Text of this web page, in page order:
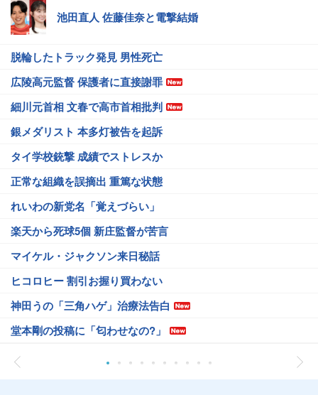
池田直人 佐藤佳奈と電撃結婚
脱輪したトラック発見 男性死亡
広陵高元監督 保護者に直接謝罪
細川元首相 文春で高市首相批判
銀メダリスト 本多灯被告を起訴
タイ学校銃撃 成績でストレスか
正常な組織を誤摘出 重篤な状態
れいわの新党名「覚えづらい」
楽天から死球5個 新庄監督が苦言
マイケル・ジャクソン来日秘話
ヒコロヒー 割引お握り買わない
神田うの「三角ハゲ」治療法告白
堂本剛の投稿に「匂わせなの?」